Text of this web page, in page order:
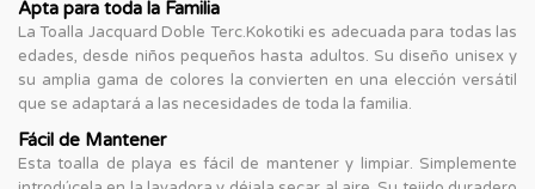
Apta para toda la Familia
La Toalla Jacquard Doble Terc.Kokotiki es adecuada para todas las
edades, desde niños pequeños hasta adultos. Su diseño unisex y
su amplia gama de colores la convierten en una elección versátil
que se adaptará a las necesidades de toda la familia.
Fácil de Mantener
Esta toalla de playa es fácil de mantener y limpiar. Simplemente